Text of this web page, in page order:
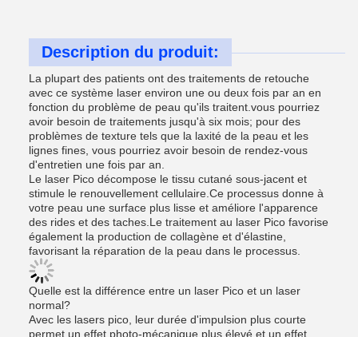
Description du produit:
La plupart des patients ont des traitements de retouche
avec ce système laser environ une ou deux fois par an en
fonction du problème de peau qu'ils traitent.vous pourriez
avoir besoin de traitements jusqu'à six mois; pour des
problèmes de texture tels que la laxité de la peau et les
lignes fines, vous pourriez avoir besoin de rendez-vous
d'entretien une fois par an.
Le laser Pico décompose le tissu cutané sous-jacent et
stimule le renouvellement cellulaire.Ce processus donne à
votre peau une surface plus lisse et améliore l'apparence
des rides et des taches.Le traitement au laser Pico favorise
également la production de collagène et d'élastine,
favorisant la réparation de la peau dans le processus.
Quelle est la différence entre un laser Pico et un laser
normal?
Avec les lasers pico, leur durée d'impulsion plus courte
permet un effet photo-mécanique plus élevé et un effet